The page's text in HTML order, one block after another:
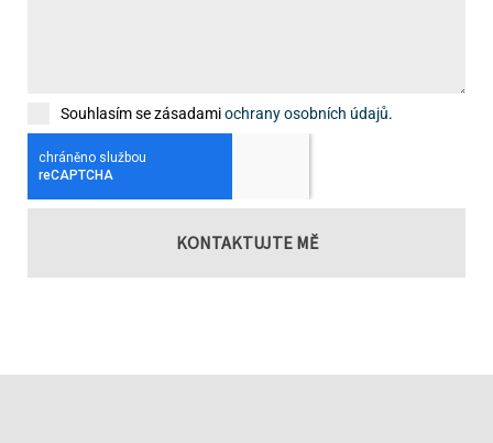
Souhlasím se zásadamiochrany osobních údajů.
KONTAKTUJTE MĚ